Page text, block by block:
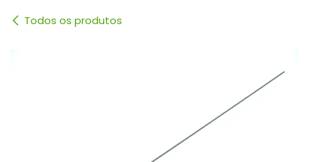
Todos os produtos